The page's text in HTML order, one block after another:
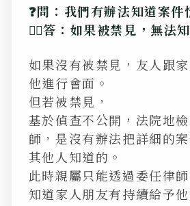
❓問：我們有辦法知道案件
💁‍♂️答：如果被禁見，無法
如果沒有被禁見，友人跟
他進行會面。
但若被禁見，
基於偵查不公開，法院地
師，是沒有辦法把詳細的
其他人知道的。
此時親屬只能透過委任律
知道家人朋友有持續給予他